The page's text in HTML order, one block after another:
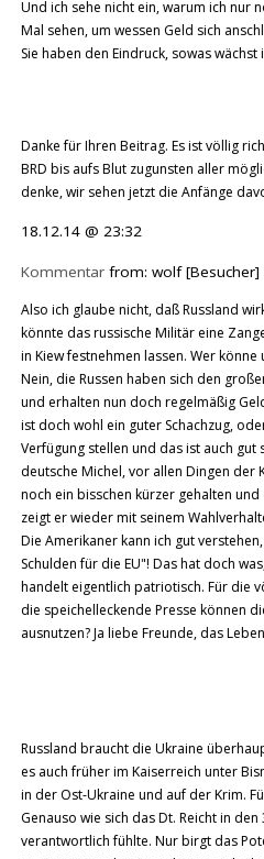
Und ich sehe nicht ein, warum ich nur
Mal sehen, um wessen Geld sich
Sie haben den Eindruck, sowas
Danke für Ihren Beitrag. Es ist völlig
BRD bis aufs Blut zugunsten aller
denke, wir sehen jetzt die Anfänge
18.12.14 @ 23:32
Kommentar from: wolf [Besucher]
Also ich glaube nicht, daß Russland
könnte das russische Militär eine
in Kiew festnehmen lassen. Wer
Nein, die Russen haben sich den
und erhalten nun doch regelmäßig
ist doch wohl ein guter Schachzug,
Verfügung stellen und das ist auch
deutsche Michel, vor allen Dingen der
noch ein bisschen kürzer gehalten
zeigt er wieder mit seinem
Die Amerikaner kann ich gut
Schulden für die EU"! Das hat doch
handelt eigentlich patriotisch. Für die
die speichelleckende Presse können
ausnutzen? Ja liebe Freunde, das
Russland braucht die Ukraine
es auch früher im Kaiserreich unter
in der Ost-Ukraine und auf der Krim.
Genauso wie sich das Dt. Reicht in
verantwortlich fühlte. Nur birgt das